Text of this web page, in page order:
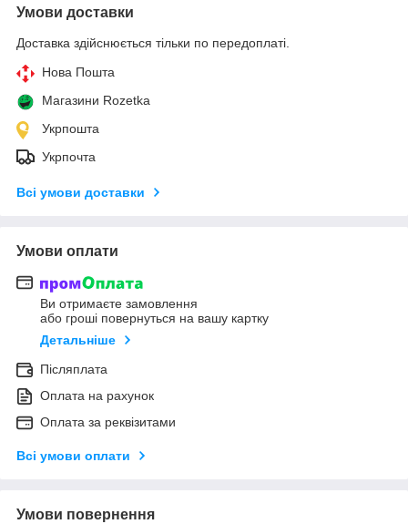
Умови доставки
Доставка здійснюється тільки по передоплаті.
Нова Пошта
Магазини Rozetka
Укрпошта
Укрпочта
Всі умови доставки
Умови оплати
Ви отримаєте замовлення
або гроші повернуться на вашу картку
Детальніше
Післяплата
Оплата на рахунок
Оплата за реквізитами
Всі умови оплати
Умови повернення